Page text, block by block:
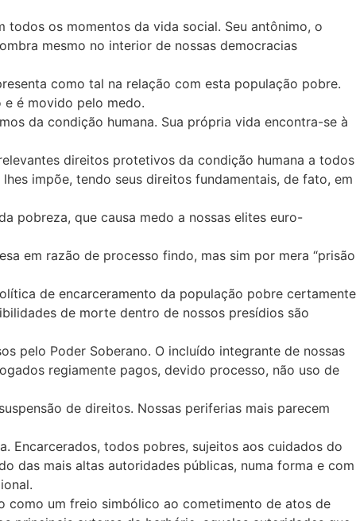
os momentos da vida social. Seu antônimo, o
mesmo no interior de nossas democracias
como tal na relação com esta população pobre.
é movido pelo medo.
da condição humana. Sua própria vida encontra-se à
direitos protetivos da condição humana a todos
impõe, tendo seus direitos fundamentais, de fato, em
pobreza, que causa medo a nossas elites euro-
em razão de processo findo, mas sim por mera “prisão
de encarceramento da população pobre certamente
de morte dentro de nossos presídios são
pelo Poder Soberano. O incluído integrante de nossas
regiamente pagos, devido processo, não uso de
de direitos. Nossas periferias mais parecem
Encarcerados, todos pobres, sujeitos aos cuidados do
das mais altas autoridades públicas, numa forma e com
como um freio simbólico ao cometimento de atos de